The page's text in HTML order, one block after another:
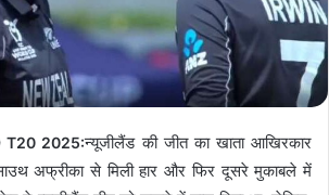
T20 2025:न्यूजीलैंड की जीत का खाता आखिरकार
अफ्रीका से मिली हार और फिर दूसरे मुकाबले में